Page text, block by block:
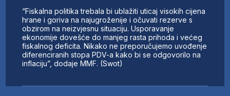
“Fiskalna politika trebala bi ublažiti uticaj visokih cijena
hrane i goriva na najugroženije i očuvati rezerve s
obzirom na neizvjesnu situaciju. Usporavanje
ekonomije dovešće do manjeg rasta prihoda i većeg
fiskalnog deficita. Nikako ne preporučujemo uvođenje
diferenciranih stopa PDV-a kako bi se odgovorilo na
inflaciju”, dodaje MMF. (Swot)